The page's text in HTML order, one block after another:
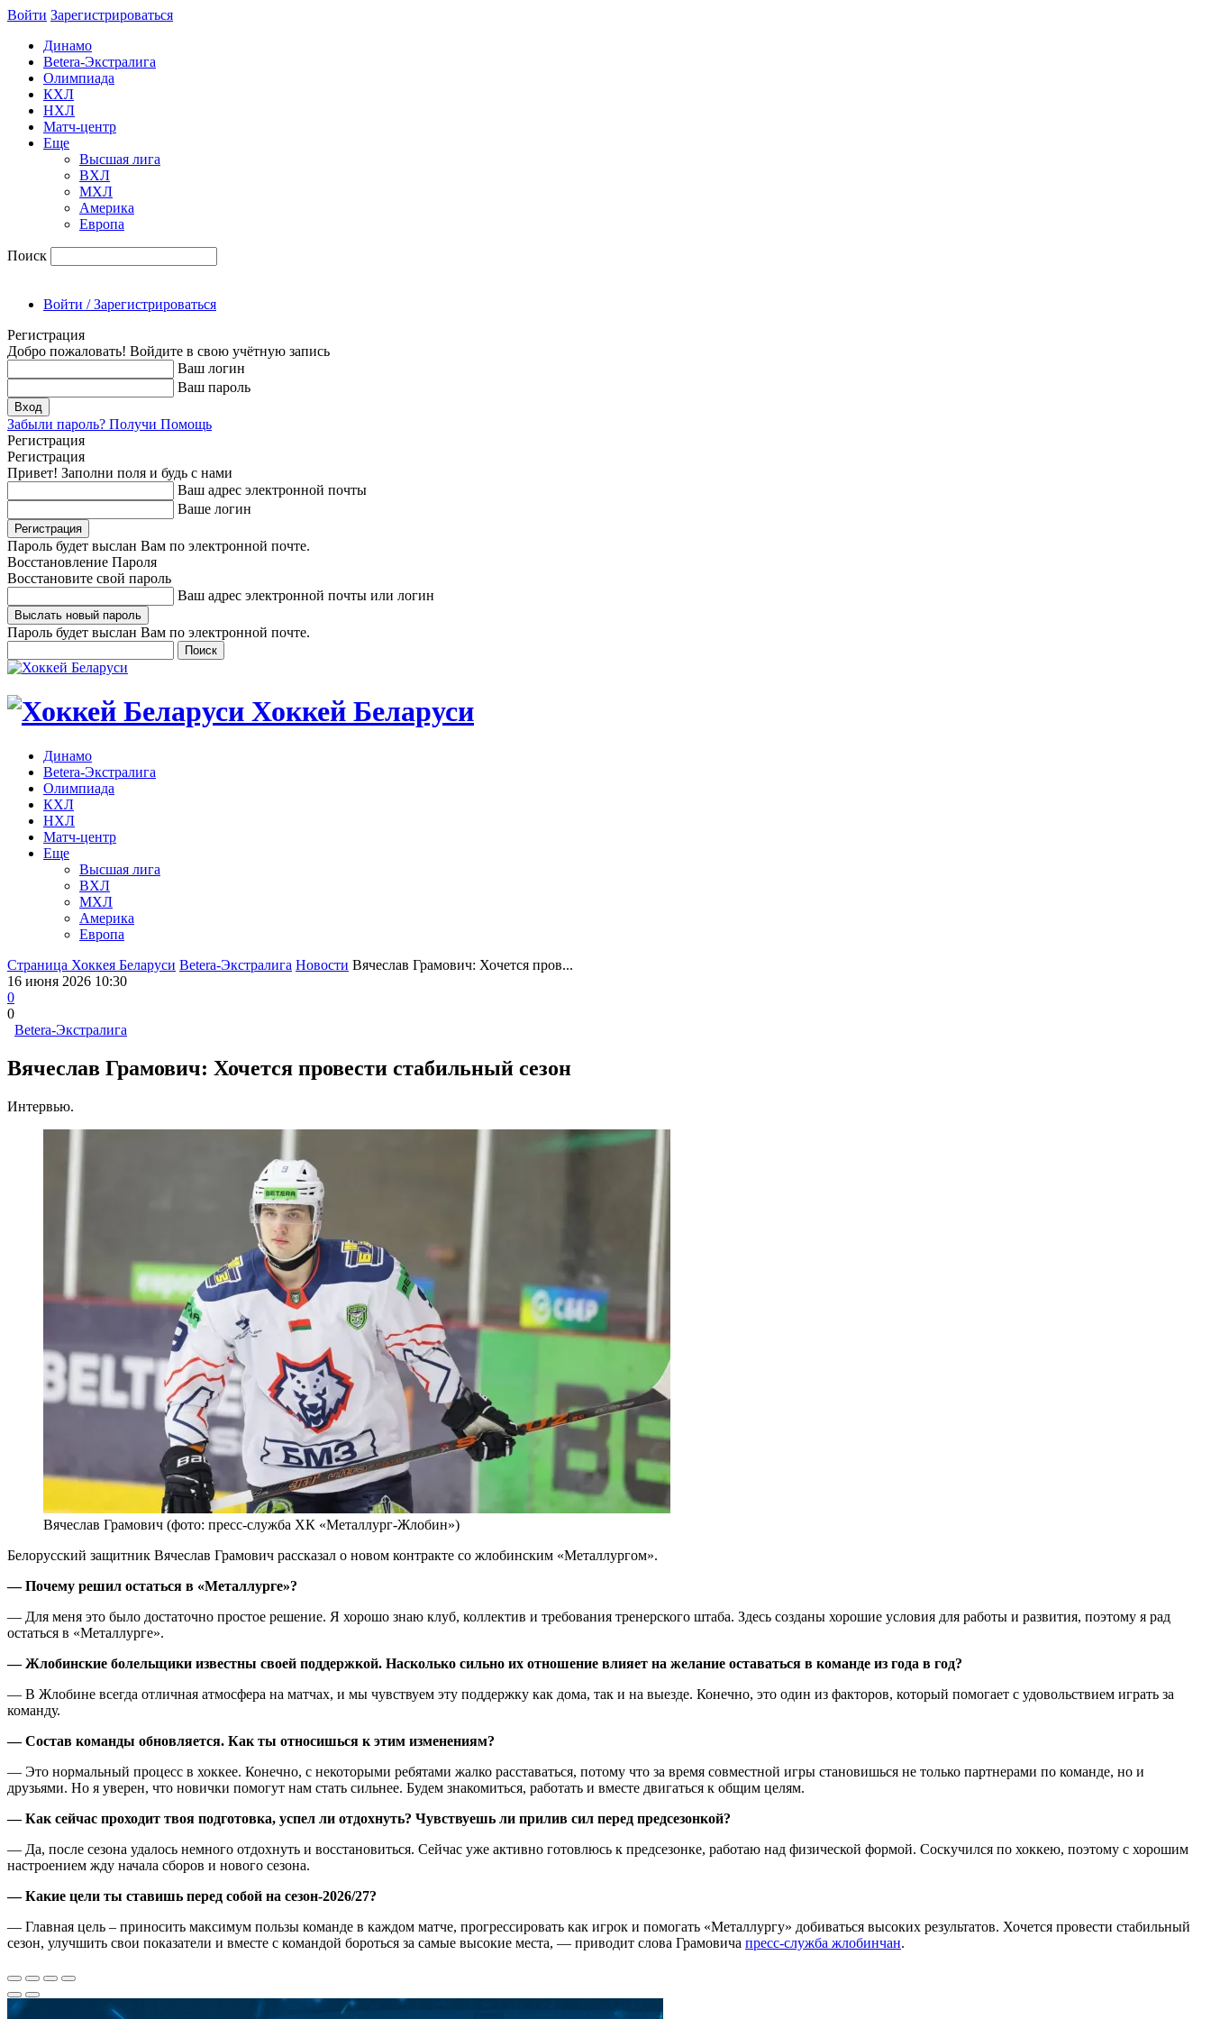
Войти Зарегиcтрироваться
Динамо
Betera-Экстралига
Олимпиада
КХЛ
НХЛ
Матч-центр
Еще
Высшая лига
ВХЛ
МХЛ
Америка
Европа
Поиск
Войти / Зарегистрироваться
Регистрация
Добро пожаловать! Войдите в свою учётную запись
Ваш логин
Ваш пароль
Забыли пароль? Получи Помощь
Регистрация
Регистрация
Привет! Заполни поля и будь с нами
Ваш адрес электронной почты
Ваше логин
Пароль будет выслан Вам по электронной почте.
Восстановление Пароля
Восстановите свой пароль
Ваш адрес электронной почты или логин
Пароль будет выслан Вам по электронной почте.
Хоккей Беларуси
Динамо
Betera-Экстралига
Олимпиада
КХЛ
НХЛ
Матч-центр
Еще
Высшая лига
ВХЛ
МХЛ
Америка
Европа
Страница Хоккея Беларуси Betera-Экстралига Новости Вячеслав Грамович: Хочется пров...
16 июня 2026 10:30
0
0
Betera-Экстралига
Вячеслав Грамович: Хочется провести стабильный сезон
Интервью.
Вячеслав Грамович (фото: пресс-служба ХК «Металлург-Жлобин»)
Белорусский защитник Вячеслав Грамович рассказал о новом контракте со жлобинским «Металлургом».
— Почему решил остаться в «Металлурге»?
— Для меня это было достаточно простое решение. Я хорошо знаю клуб, коллектив и требования тренерского штаба. Здесь созданы хорошие условия для работы и развития, поэтому я рад
остаться в «Металлурге».
— Жлобинские болельщики известны своей поддержкой. Насколько сильно их отношение влияет на желание оставаться в команде из года в год?
— В Жлобине всегда отличная атмосфера на матчах, и мы чувствуем эту поддержку как дома, так и на выезде. Конечно, это один из факторов, который помогает с удовольствием играть за
команду.
— Состав команды обновляется. Как ты относишься к этим изменениям?
— Это нормальный процесс в хоккее. Конечно, с некоторыми ребятами жалко расставаться, потому что за время совместной игры становишься не только партнерами по команде, но и
друзьями. Но я уверен, что новички помогут нам стать сильнее. Будем знакомиться, работать и вместе двигаться к общим целям.
— Как сейчас проходит твоя подготовка, успел ли отдохнуть? Чувствуешь ли прилив сил перед предсезонкой?
— Да, после сезона удалось немного отдохнуть и восстановиться. Сейчас уже активно готовлюсь к предсезонке, работаю над физической формой. Соскучился по хоккею, поэтому с хорошим
настроением жду начала сборов и нового сезона.
— Какие цели ты ставишь перед собой на сезон-2026/27?
— Главная цель – приносить максимум пользы команде в каждом матче, прогрессировать как игрок и помогать «Металлургу» добиваться высоких результатов. Хочется провести стабильный
сезон, улучшить свои показатели и вместе с командой бороться за самые высокие места, — приводит слова Грамовича пресс-служба жлобинчан.